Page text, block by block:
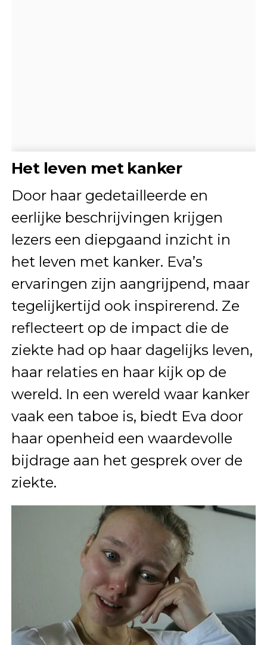
Het leven met kanker
Door haar gedetailleerde en
eerlijke beschrijvingen krijgen
lezers een diepgaand inzicht in
het leven met kanker. Eva’s
ervaringen zijn aangrijpend, maar
tegelijkertijd ook inspirerend. Ze
reflecteert op de impact die de
ziekte had op haar dagelijks leven,
haar relaties en haar kijk op de
wereld. In een wereld waar kanker
vaak een taboe is, biedt Eva door
haar openheid een waardevolle
bijdrage aan het gesprek over de
ziekte.